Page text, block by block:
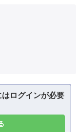
ログインが必要